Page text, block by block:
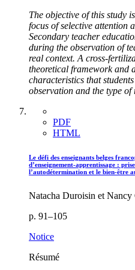
The objective of this study
focus of selective attention
Secondary teacher
during the observation of
real context. A cross-
theoretical framework and
characteristics that
observation and the type of
PDF
HTML
Le défi des enseignants belges
d’enseignement-apprentissage :
l’autodétermination et le bien-être
Natacha Duroisin et Nancy
p. 91–105
Notice
Résumé